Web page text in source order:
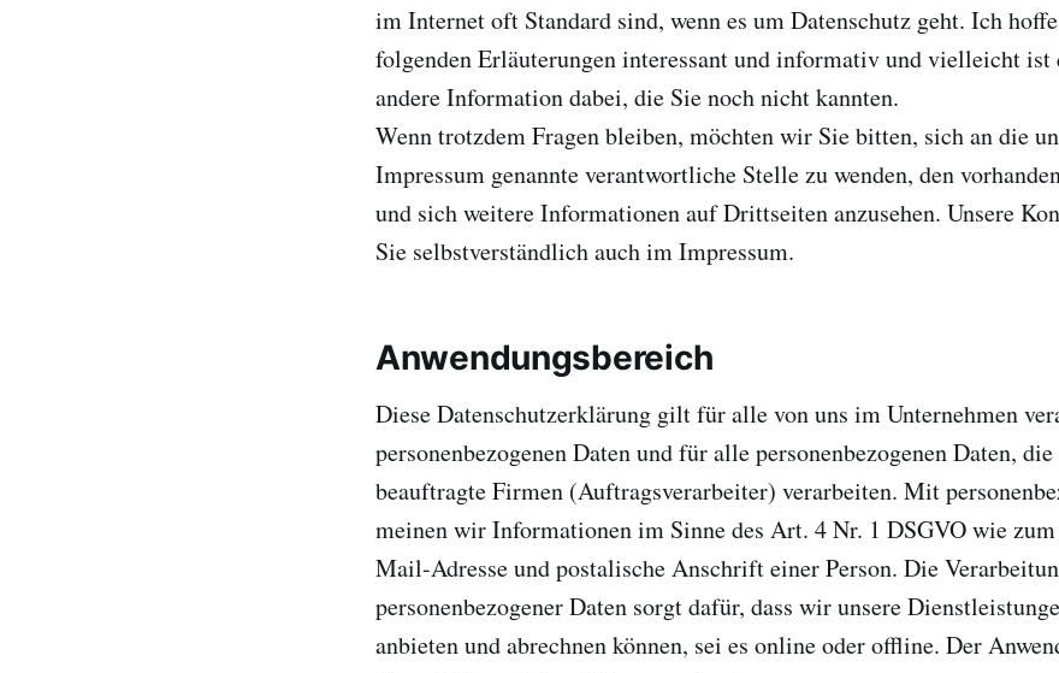
im Internet oft Standard sind, wenn es um Datenschutz geht. Ich
folgenden Erläuterungen interessant und informativ und vielleicht ist
andere Information dabei, die Sie noch nicht kannten.
Wenn trotzdem Fragen bleiben, möchten wir Sie bitten, sich an die
Impressum genannte verantwortliche Stelle zu wenden, den
und sich weitere Informationen auf Drittseiten anzusehen. Unsere
Sie selbstverständlich auch im Impressum.
Anwendungsbereich
Diese Datenschutzerklärung gilt für alle von uns im Unternehmen
personenbezogenen Daten und für alle personenbezogenen Daten, die
beauftragte Firmen (Auftragsverarbeiter) verarbeiten. Mit
meinen wir Informationen im Sinne des Art. 4 Nr. 1 DSGVO wie
Mail-Adresse und postalische Anschrift einer Person. Die
personenbezogener Daten sorgt dafür, dass wir unsere
anbieten und abrechnen können, sei es online oder offline. Der